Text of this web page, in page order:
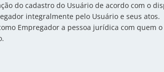
do cadastro do Usuário de acordo com o
integralmente pelo Usuário e seus atos.
Empregador a pessoa jurídica com quem